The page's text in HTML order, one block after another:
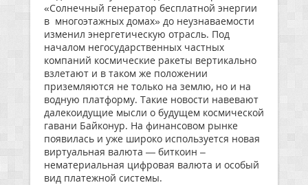
«Солнечный генератор бесплатной энергии
в многоэтажных домах» до неузнаваемости
изменил энергетическую отрасль. Под
началом негосударственных частных
компаний космические ракеты вертикально
взлетают и в таком же положении
приземляются не только на землю, но и на
водную платформу. Такие новости навевают
далекоидущие мысли о будущем космической
гавани Байконур. На финансовом рынке
появилась и уже широко используется новая
виртуальная валюта — биткоин –
нематериальная цифровая валюта и особый
вид платежной системы.